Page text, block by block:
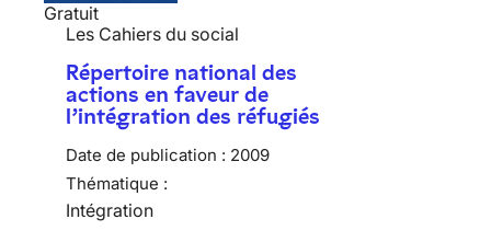
Gratuit
Les Cahiers du social
Répertoire national des
actions en faveur de
l’intégration des réfugiés
Date de publication : 2009
Thématique :
Intégration